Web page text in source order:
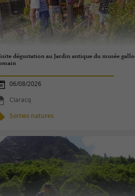
dégustation au Jardin antique du musée
06/08/2026
Claracq
Sorties natures